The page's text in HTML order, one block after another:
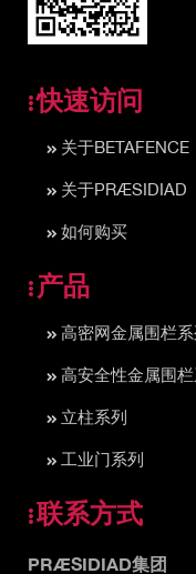
快速访问
关于BETAFENCE
关于PRÆSIDIAD
如何购买
产品
高密网金属围栏系
高安全性金属围栏
立柱系列
工业门系列
联系方式
PRÆSIDIAD集团